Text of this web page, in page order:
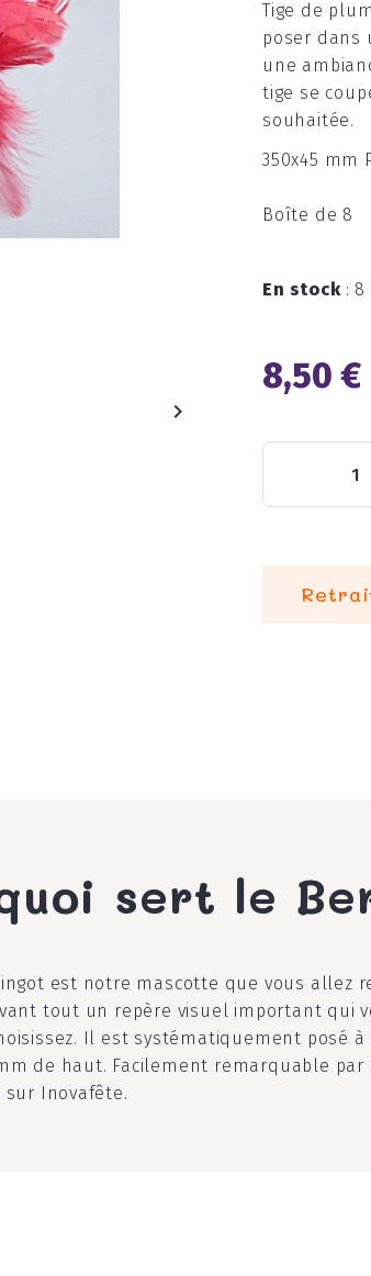

Tige de
poser dans
une
tige se
souhaitée.
350x45
Boîte de 8
En stock : 8
8,50 €
sert le
est notre mascotte que vous allez
tout un repère visuel important qui
Il est systématiquement posé
de haut. Facilement remarquable
sur Inovafête.